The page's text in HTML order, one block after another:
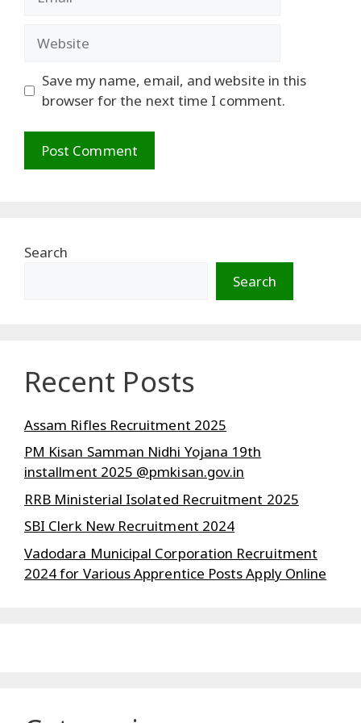
Save my name, email, and website in this
browser for the next time I comment.
Search
Search
Recent Posts
Assam Rifles Recruitment 2025
PM Kisan Samman Nidhi Yojana 19th
installment 2025 @pmkisan.gov.in
RRB Ministerial Isolated Recruitment 2025
SBI Clerk New Recruitment 2024
Vadodara Municipal Corporation Recruitment
2024 for Various Apprentice Posts Apply Online